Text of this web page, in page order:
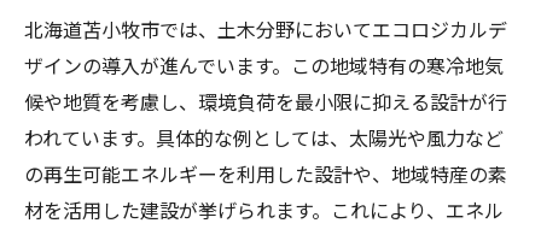
北海道苫小牧市では、土木分野においてエコロジカルデ
ザインの導入が進んでいます。この地域特有の寒冷地気
候や地質を考慮し、環境負荷を最小限に抑える設計が行
われています。具体的な例としては、太陽光や風力など
の再生可能エネルギーを利用した設計や、地域特産の素
材を活用した建設が挙げられます。これにより、エネル